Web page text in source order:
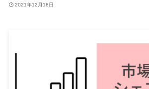
2021年12月18日